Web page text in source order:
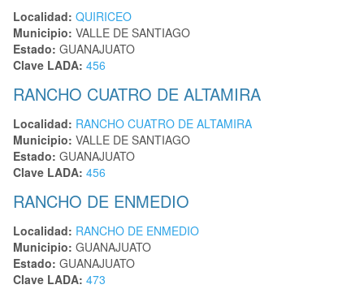
Localidad: QUIRICEO
Municipio: VALLE DE SANTIAGO
Estado: GUANAJUATO
Clave LADA: 456
RANCHO CUATRO DE ALTAMIRA
Localidad: RANCHO CUATRO DE ALTAMIRA
Municipio: VALLE DE SANTIAGO
Estado: GUANAJUATO
Clave LADA: 456
RANCHO DE ENMEDIO
Localidad: RANCHO DE ENMEDIO
Municipio: GUANAJUATO
Estado: GUANAJUATO
Clave LADA: 473